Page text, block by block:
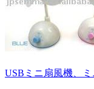
USBミニ扇風機、